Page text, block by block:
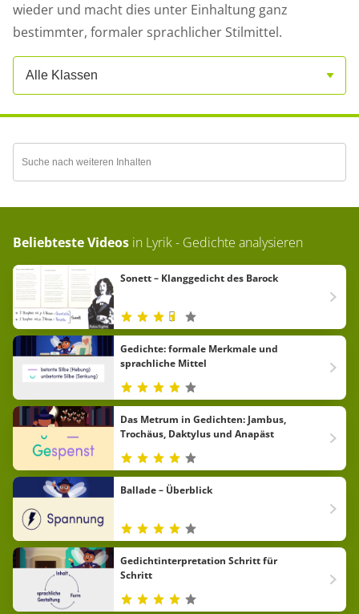
wieder und macht dies unter Einhaltung ganz
bestimmter, formaler sprachlicher Stilmittel.
Alle Klassen
Beliebteste Videos in Lyrik - Gedichte analysieren
Sonett – Klanggedicht des Barock
Gedichte: formale Merkmale und
sprachliche Mittel
Das Metrum in Gedichten: Jambus,
Trochäus, Daktylus und Anapäst
Ballade – Überblick
Gedichtinterpretation Schritt für
Schritt